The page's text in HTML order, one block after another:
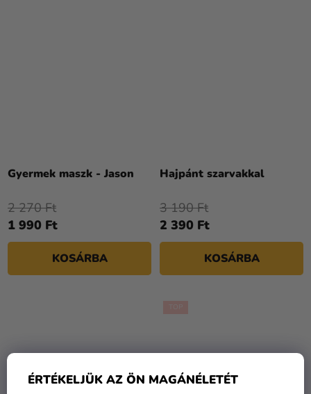
ÉRTÉKELJÜK AZ ÖN MAGÁNÉLETÉT
Gyermek maszk - Jason
1 990 Ft
2 270 Ft
KOSÁRBA
Hajpánt szarvakkal
2 390 Ft
3 190 Ft
KOSÁRBA